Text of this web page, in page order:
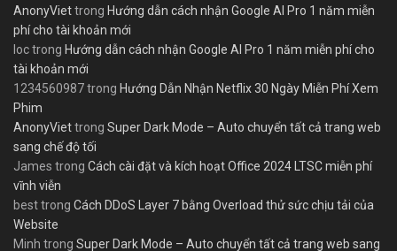
AnonyViettrong Hướng dẫn cách nhận Google AI Pro 1 năm miễn
phí cho tài khoản mới
loctrong Hướng dẫn cách nhận Google AI Pro 1 năm miễn phí cho
tài khoản mới
1234560987trong Hướng Dẫn Nhận Netflix 30 Ngày Miễn Phí Xem
Phim
AnonyViettrong Super Dark Mode – Auto chuyển tất cả trang web
sang chế độ tối
James trong Cách cài đặt và kích hoạt Office 2024 LTSC miễn phí
vĩnh viễn
besttrong Cách DDoS Layer 7 bằng Overload thử sức chịu tải của
Website
Minh trong Super Dark Mode – Auto chuyển tất cả trang web sang